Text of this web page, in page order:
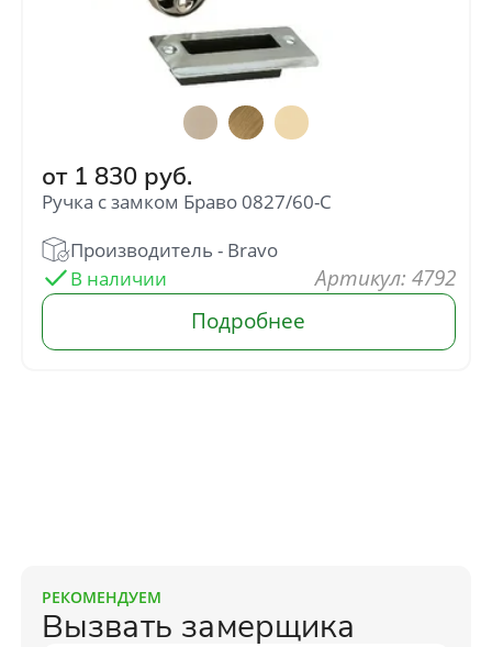
от 1 830 руб.
Ручка с замком Браво 0827/60-C
В наличии : 4792
РЕКОМЕНДУЕМ
Вызвать замерщика